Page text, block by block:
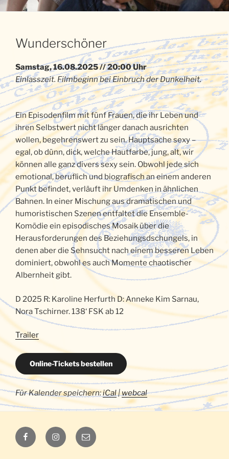
Wunderschöner
Samstag, 16.08.2025 // 20:00 Uhr
Einlasszeit. Filmbeginn bei Einbruch der Dunkelheit.
Ein Episodenfilm mit fünf Frauen, die ihr Leben und
ihren Selbstwert nicht länger danach ausrichten
wollen, begehrenswert zu sein. Hauptsache sexy –
egal, ob dünn, dick, welche Hautfarbe, jung, alt, wir
können alle ganz divers sexy sein. Obwohl jede sich
emotional, beruflich und biografisch an einem anderen
Punkt befindet, verläuft ihr Umdenken in ähnlichen
Bahnen. In einer Mischung aus dramatischen und
humoristischen Szenen entfaltet die Ensemble-
Komödie ein episodisches Mosaik über die
Herausforderungen des Beziehungsdschungels, in
denen aber die Sehnsucht nach einem besseren Leben
dominiert, obwohl es auch Momente chaotischer
Albernheit gibt.
D 2025 R: Karoline Herfurth D: Anneke Kim Sarnau,
Nora Tschirner. 138‘ FSK ab 12
Trailer
Online-Tickets bestellen
Für Kalender speichern:iCal|webcal
Luna
auf
Luna
auf
E-
Mail